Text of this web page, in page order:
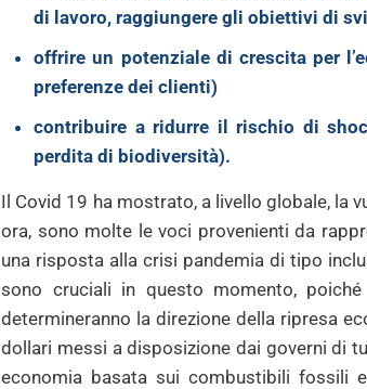
di lavoro, raggiungere gli obiettivi di
offrire un potenziale di crescita per
preferenze dei clienti)
contribuire a ridurre il rischio di
perdita di biodiversità).
Il Covid 19 ha mostrato, a livello globale, la
ora, sono molte le voci provenienti da
una risposta alla crisi pandemia di tipo
sono cruciali in questo momento,
determineranno la direzione della ripresa
dollari messi a disposizione dai governi di
economia basata sui combustibili fossili